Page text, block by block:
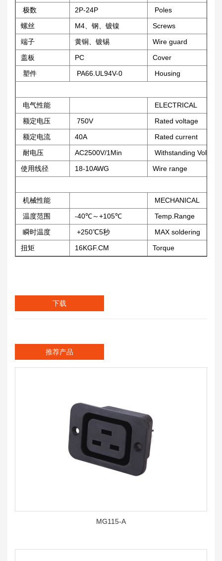
极数
2P-24P
Poles
螺丝
M4、钢、镀镍
Screws
端子
黄铜、镀锡
Wire guard
盖板
PC
Cover
塑件
PA66.UL94V-0 Housing
电气性能
ELECTRICAL
额定电压
750V
Rated voltage
额定电流
40A
Rated current
耐电压
AC2500V/1Min
Withstanding Voltage
使用线径
18-10AWG Wire range
机械性能
MECHANICAL
温度范围
-40℃～+105℃
Temp.Range
瞬时温度
+250℃5秒
MAX soldering
扭矩
16KGF.CM Torque
下载
推荐产品
MG115-A